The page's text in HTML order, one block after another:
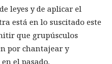
leyes y de aplicar el
está en lo suscitado este
que grupúsculos
por chantajear y
el pasado.